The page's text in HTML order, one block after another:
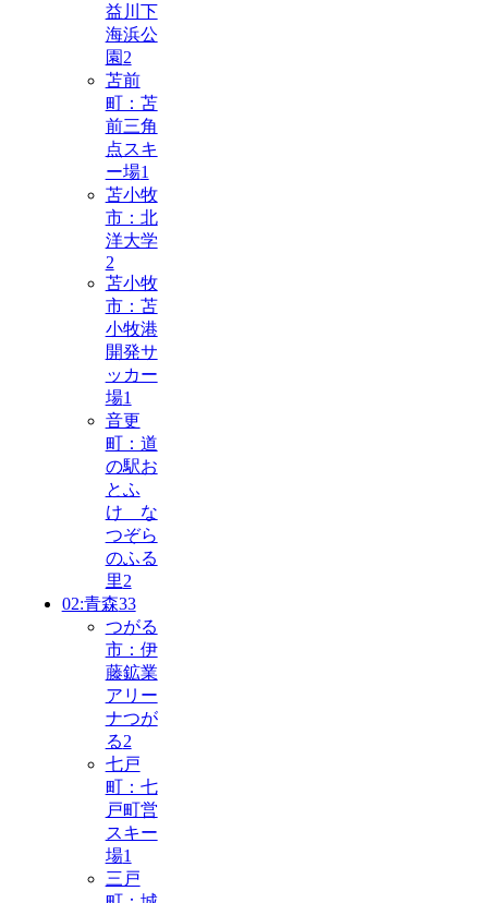
益川下
海浜公
園 2
苫前
町：苫
前三角
点スキ
ー場1
苫小牧
市：北
洋大学
2
苫小牧
市：苫
小牧港
開発サ
ッカー
場1
音更
町：道
の駅お
とふ
け な
つぞら
のふる
里2
02:青森33
つがる
市：伊
藤鉱業
アリー
ナつが
る2
七戸
町：七
戸町営
スキー
場1
三戸